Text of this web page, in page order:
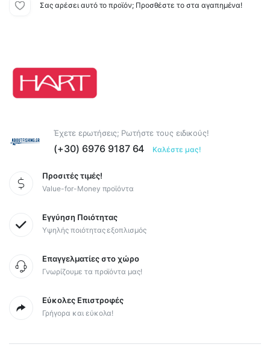
Σας αρέσει αυτό το προϊόν; Προσθέστε το στα αγαπημένα!
Έχετε ερωτήσεις; Ρωτήστε τους ειδικούς!
(+30) 6976 9187 64 Καλέστε μας!
Προσιτές τιμές!
Value-for-Money προϊόντα
Εγγύηση Ποιότητας
Υψηλής ποιότητας εξοπλισμός
Επαγγελματίες στο χώρο
Γνωρίζουμε τα προϊόντα μας!
Εύκολες Επιστροφές
Γρήγορα και εύκολα!